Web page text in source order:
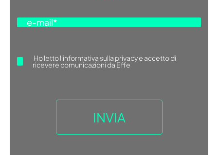
Ho lettol'informativa sulla privacye accetto di
ricevere comunicazioni da Effe